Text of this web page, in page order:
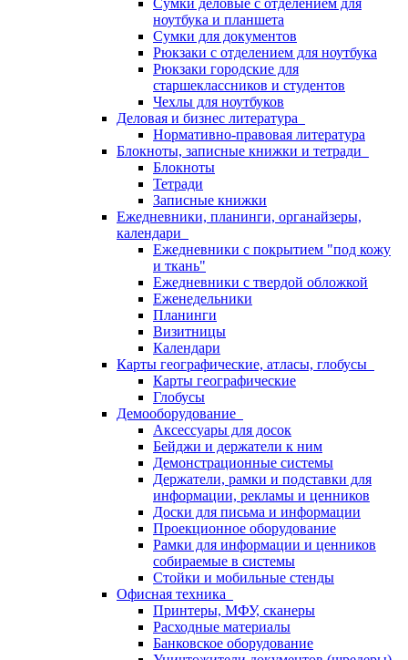
Сумки деловые с отделением для
ноутбука и планшета
Сумки для документов
Рюкзаки с отделением для ноутбука
Рюкзаки городские для
старшеклассников и студентов
Чехлы для ноутбуков
Деловая и бизнес литература
Нормативно-правовая литература
Блокноты, записные книжки и тетради
Блокноты
Тетради
Записные книжки
Ежедневники, планинги, органайзеры,
календари
Ежедневники с покрытием "под кожу
и ткань"
Ежедневники с твердой обложкой
Еженедельники
Планинги
Визитницы
Календари
Карты географические, атласы, глобусы
Карты географические
Глобусы
Демооборудование
Аксессуары для досок
Бейджи и держатели к ним
Демонстрационные системы
Держатели, рамки и подставки для
информации, рекламы и ценников
Доски для письма и информации
Проекционное оборудование
Рамки для информации и ценников
собираемые в системы
Стойки и мобильные стенды
Офисная техника
Принтеры, МФУ, сканеры
Расходные материалы
Банковское оборудование